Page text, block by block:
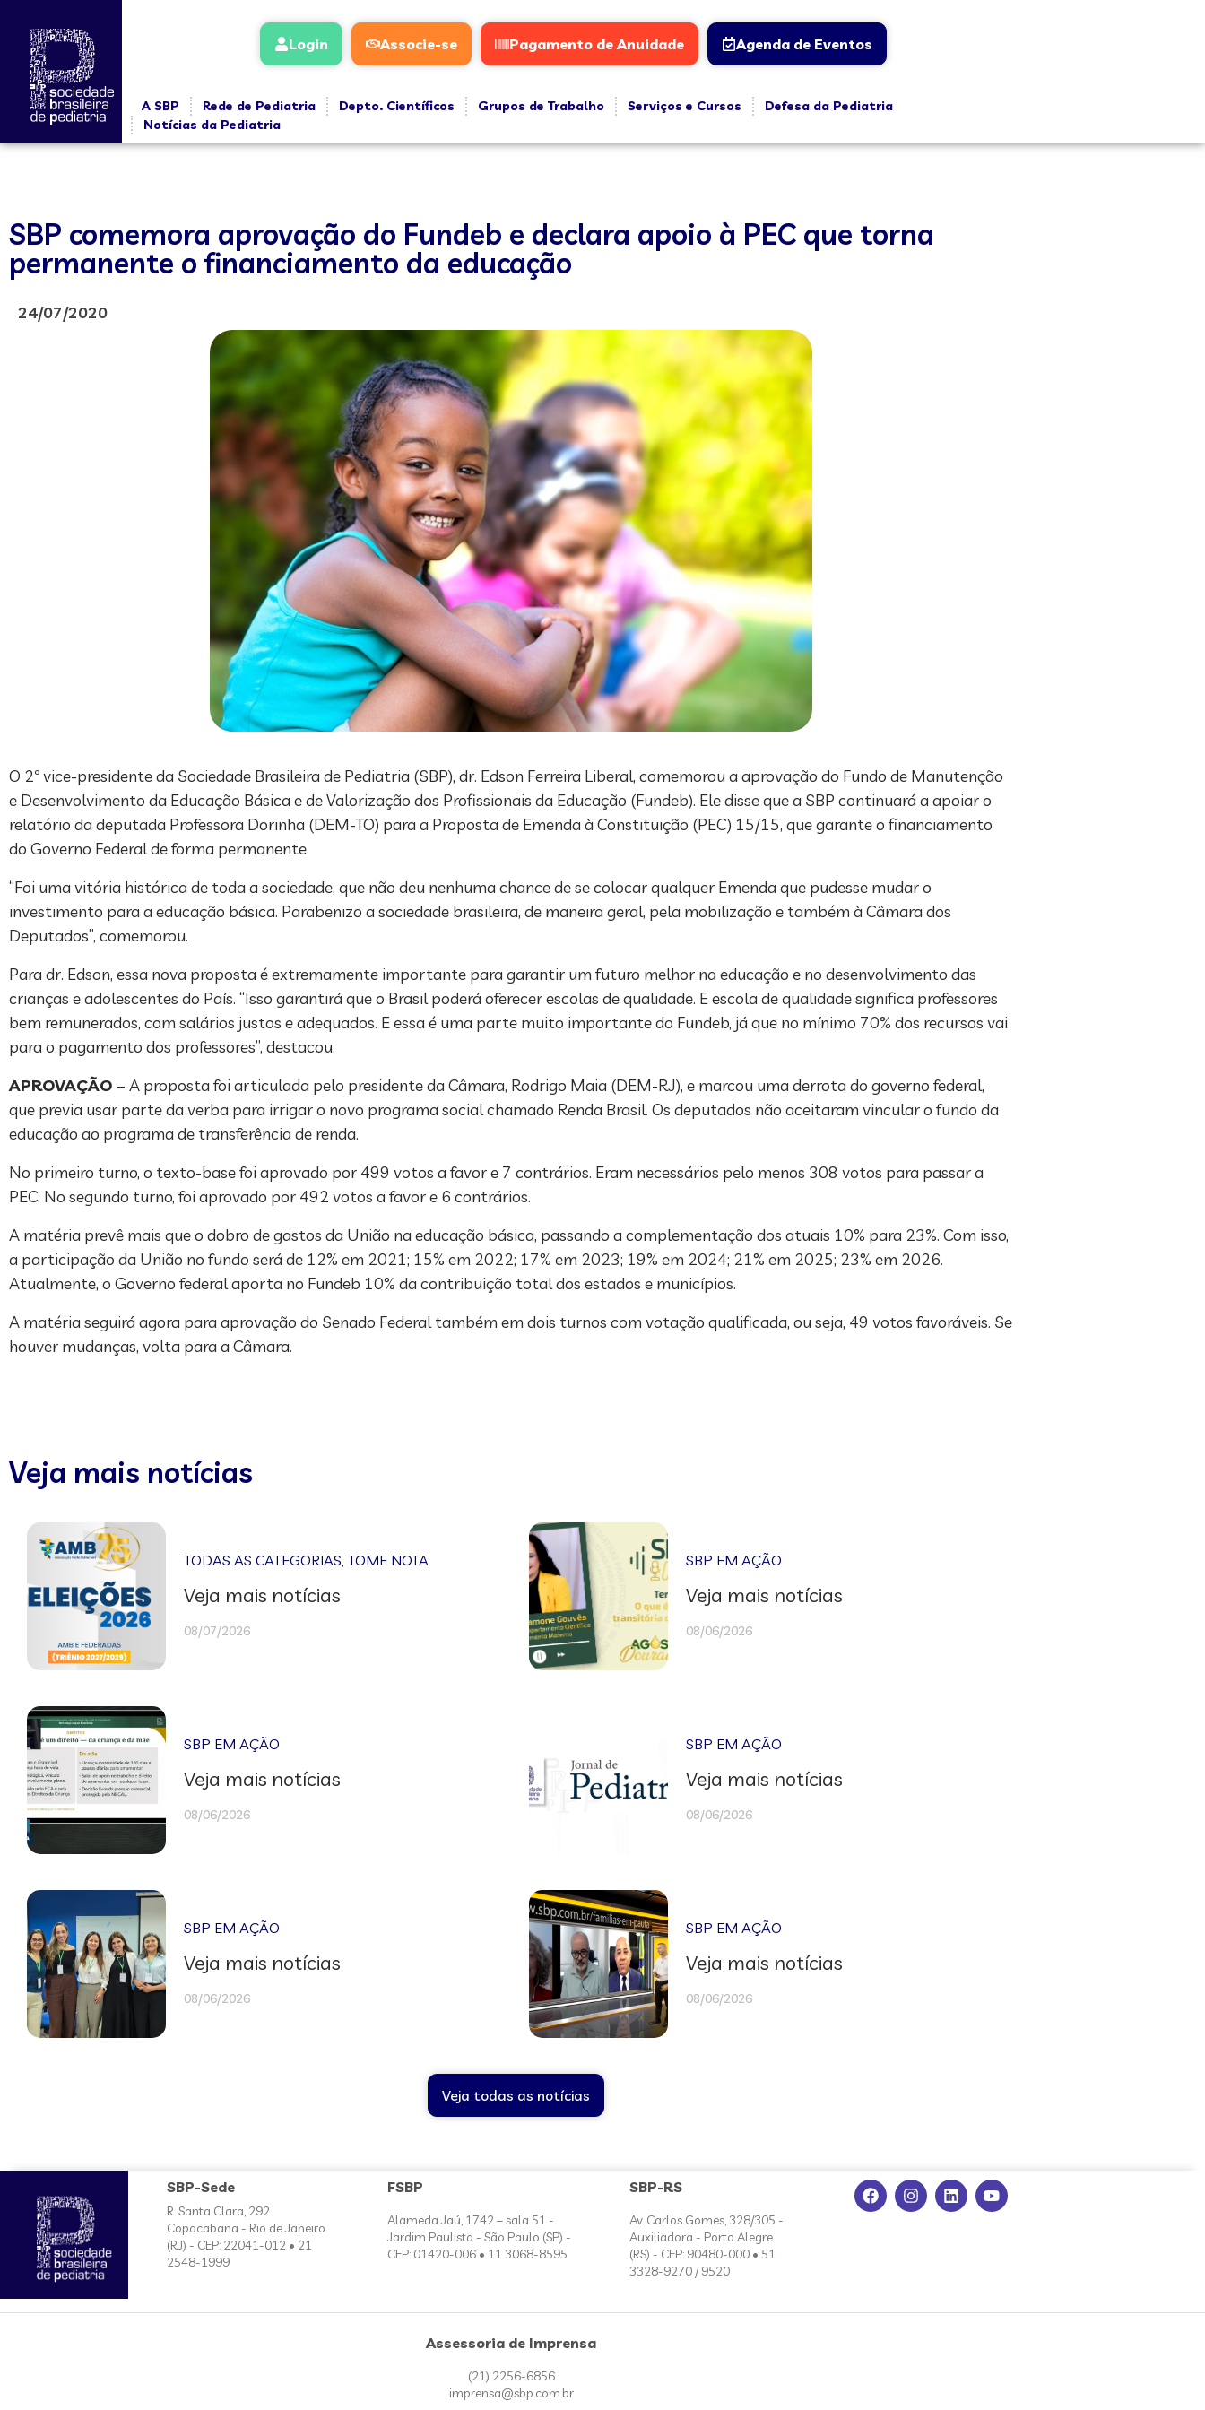
Login Associe-se Pagamento de Anuidade Agenda de Eventos
A SBP Rede de Pediatria Depto. Científicos Grupos de Trabalho Serviços e Cursos
Defesa da Pediatria
Notícias da Pediatria
SBP comemora aprovação do Fundeb e declara apoio à PEC que torna
permanente o financiamento da educação
24/07/2020
O 2º vice-presidente da Sociedade Brasileira de Pediatria (SBP), dr. Edson Ferreira Liberal, comemorou a aprovação do Fundo de Manutenção
e Desenvolvimento da Educação Básica e de Valorização dos Profissionais da Educação (Fundeb). Ele disse que a SBP continuará a apoiar o
relatório da deputada Professora Dorinha (DEM-TO) para a Proposta de Emenda à Constituição (PEC) 15/15, que garante o financiamento
do Governo Federal de forma permanente.
“Foi uma vitória histórica de toda a sociedade, que não deu nenhuma chance de se colocar qualquer Emenda que pudesse mudar o
investimento para a educação básica. Parabenizo a sociedade brasileira, de maneira geral, pela mobilização e também à Câmara dos
Deputados”, comemorou.
Para dr. Edson, essa nova proposta é extremamente importante para garantir um futuro melhor na educação e no desenvolvimento das
crianças e adolescentes do País. “Isso garantirá que o Brasil poderá oferecer escolas de qualidade. E escola de qualidade significa professores
bem remunerados, com salários justos e adequados. E essa é uma parte muito importante do Fundeb, já que no mínimo 70% dos recursos vai
para o pagamento dos professores”, destacou.
APROVAÇÃO – A proposta foi articulada pelo presidente da Câmara, Rodrigo Maia (DEM-RJ), e marcou uma derrota do governo federal,
que previa usar parte da verba para irrigar o novo programa social chamado Renda Brasil. Os deputados não aceitaram vincular o fundo da
educação ao programa de transferência de renda.
No primeiro turno, o texto-base foi aprovado por 499 votos a favor e 7 contrários. Eram necessários pelo menos 308 votos para passar a
PEC. No segundo turno, foi aprovado por 492 votos a favor e 6 contrários.
A matéria prevê mais que o dobro de gastos da União na educação básica, passando a complementação dos atuais 10% para 23%. Com isso,
a participação da União no fundo será de 12% em 2021; 15% em 2022; 17% em 2023; 19% em 2024; 21% em 2025; 23% em 2026.
Atualmente, o Governo federal aporta no Fundeb 10% da contribuição total dos estados e municípios.
A matéria seguirá agora para aprovação do Senado Federal também em dois turnos com votação qualificada, ou seja, 49 votos favoráveis. Se
houver mudanças, volta para a Câmara.
Veja mais notícias
TODAS AS CATEGORIAS,TOME NOTA
Veja mais notícias
08/07/2026
SBP EM AÇÃO
Veja mais notícias
08/06/2026
SBP EM AÇÃO
Veja mais notícias
08/06/2026
SBP EM AÇÃO
Veja mais notícias
08/06/2026
SBP EM AÇÃO
Veja mais notícias
08/06/2026
SBP EM AÇÃO
Veja mais notícias
08/06/2026
Veja todas as notícias
SBP-Sede
R. Santa Clara, 292
Copacabana - Rio de Janeiro
(RJ) - CEP: 22041-012 • 21
2548-1999
FSBP
Alameda Jaú, 1742 – sala 51 -
Jardim Paulista - São Paulo (SP) -
CEP: 01420-006 • 11 3068-8595
SBP-RS
Av. Carlos Gomes, 328/305 -
Auxiliadora - Porto Alegre
(RS) - CEP: 90480-000 • 51
3328-9270 / 9520
Assessoria de Imprensa
(21) 2256-6856
imprensa@sbp.com.br